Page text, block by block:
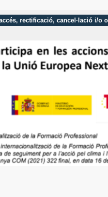
rectificació, cancel·lació i/